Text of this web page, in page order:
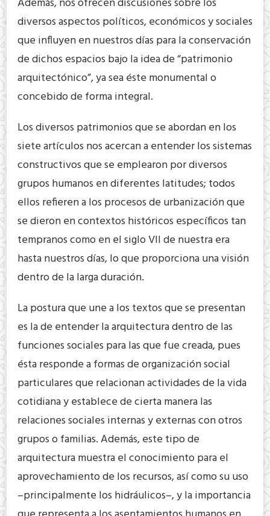
diversos aspectos políticos, económicos y sociales
que influyen en nuestros días para la conservación
de dichos espacios bajo la idea de “patrimonio
arquitectónico”, ya sea éste monumental o
concebido de forma integral.
Los diversos patrimonios que se abordan en los
siete artículos nos acercan a entender los sistemas
constructivos que se emplearon por diversos
grupos humanos en diferentes latitudes; todos
ellos refieren a los procesos de urbanización que
se dieron en contextos históricos específicos tan
tempranos como en el siglo VII de nuestra era
hasta nuestros días, lo que proporciona una visión
dentro de la larga duración.
La postura que une a los textos que se presentan
es la de entender la arquitectura dentro de las
funciones sociales para las que fue creada, pues
ésta responde a formas de organización social
particulares que relacionan actividades de la vida
cotidiana y establece de cierta manera las
relaciones sociales internas y externas con otros
grupos o familias. Además, este tipo de
arquitectura muestra el conocimiento para el
aprovechamiento de los recursos, así como su uso
–principalmente los hidráulicos–, y la importancia